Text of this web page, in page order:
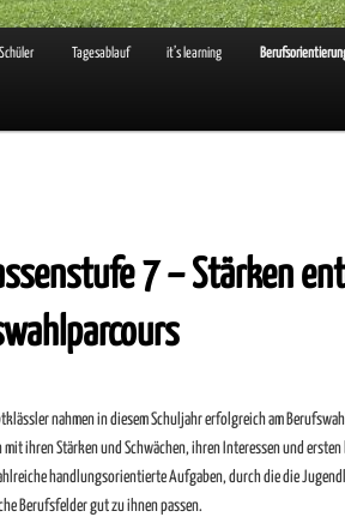
Tagesablauf it’s learning
7 – Stärken
nahmen in diesem Schuljahr erfolgreich am
mit ihren Stärken und Schwächen, ihren Interessen und
handlungsorientierte Aufgaben, durch die die
Berufsfelder gut zu ihnen passen.